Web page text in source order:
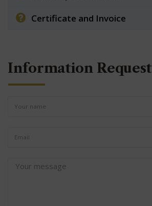
Certificate and Invoice
Information Request